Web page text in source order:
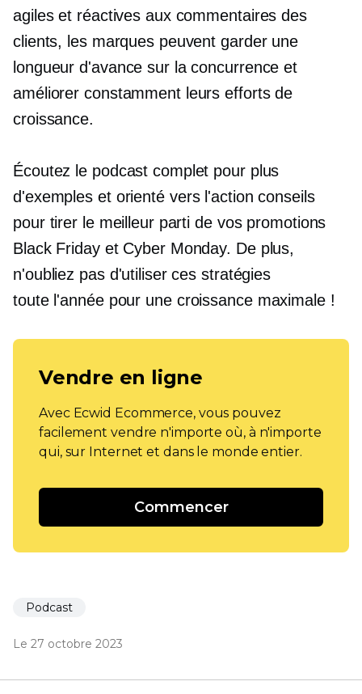
agiles et réactives aux commentaires des
clients, les marques peuvent garder une
longueur d'avance sur la concurrence et
améliorer constamment leurs efforts de
croissance.
Écoutez le podcast complet pour plus
d'exemples et orienté vers l'action conseils
pour tirer le meilleur parti de vos promotions
Black Friday et Cyber ​​Monday. De plus,
n'oubliez pas d'utiliser ces stratégies
toute l'annéepour une croissance maximale !
Vendre en ligne
Avec Ecwid Ecommerce, vous pouvez
facilement vendre n'importe où, à n'importe
qui, sur Internet et dans le monde entier.
Commencer
Podcast
Le 27 octobre 2023